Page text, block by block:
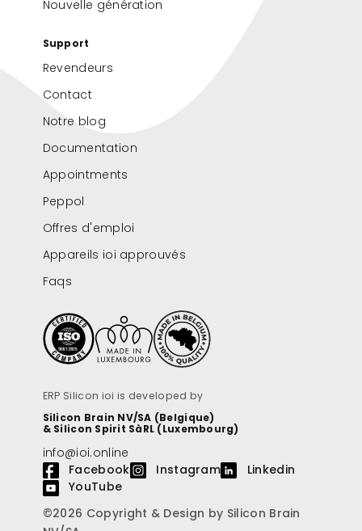
Nouvelle génération
Support
Revendeurs
Contact
Notre blog
Documentation
Appointments
Peppol
Offres d'emploi
Appareils ioi approuvés
Faqs
ERP Silicon ioi is developed by
Silicon Brain NV/SA (Belgique)
& Silicon Spirit SàRL (Luxembourg)
info@ioi.online
Facebook
Instagram
Linkedin
YouTube
©2026 Copyright & Design by Silicon Brain